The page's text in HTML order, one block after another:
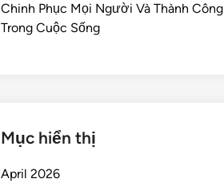
Chinh Phục Mọi Người Và Thành Công
Trong Cuộc Sống
Mục hiển thị
April 2026